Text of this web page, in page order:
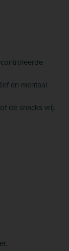
en mentaal
de snacks vrij.